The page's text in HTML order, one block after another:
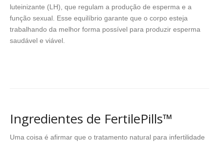
luteinizante (LH), que regulam a produção de esperma e a
função sexual. Esse equilíbrio garante que o corpo esteja
trabalhando da melhor forma possível para produzir esperma
saudável e viável.
Ingredientes de FertilePills™
Uma coisa é afirmar que o tratamento natural para infertilidade